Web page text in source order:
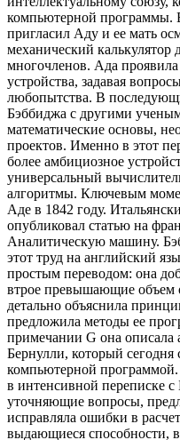
компьютерной программы.
пригласил Аду и ее мать
механический калькулятор
многочленов. Ада
устройства, задавая
любопытства. В
Бэббиджа с другими
математические основы,
проектов. Именно в этот
более амбициозное
универсальный
алгоритмы. Ключевым
Аде в 1842 году.
опубликовал статью на
Аналитическую машину.
этот труд на английский
простым переводом: она
втрое превышающие объем
детально объяснила
предложила методы ее
примечании G она описала
Бернулли, который сегодня
компьютерной
в интенсивной переписке
уточняющие вопросы,
исправляла ошибки в
выдающиеся способности,